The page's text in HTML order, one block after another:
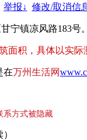
举报↓ 修改/取消信
宁镇凉风路183号
面积，具体以实际
在万州生活网
系方式被隐藏